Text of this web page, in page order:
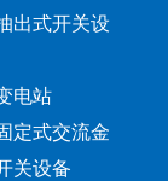
出式开关设
电站
定式交流金
关设备